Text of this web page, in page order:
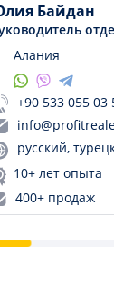
Байдан
Алания
+90 533 055 03
русский,
10+ лет опыта
400+ продаж